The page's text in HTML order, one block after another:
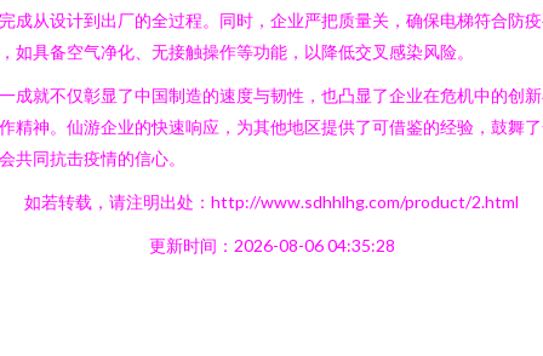
成从设计到出厂的全过程。同时，企业严把质量关，确保电梯符合防
如具备空气净化、无接触操作等功能，以降低交叉感染风险。
成就不仅彰显了中国制造的速度与韧性，也凸显了企业在危机中的创
精神。仙游企业的快速响应，为其他地区提供了可借鉴的经验，鼓舞
共同抗击疫情的信心。
如若转载，请注明出处：http://www.sdhhlhg.com/product/2.html
更新时间：2026-08-06 04:35:28